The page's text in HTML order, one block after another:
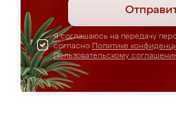
Я соглашаюсь на передачу
согласно Политике
Пользовательскому